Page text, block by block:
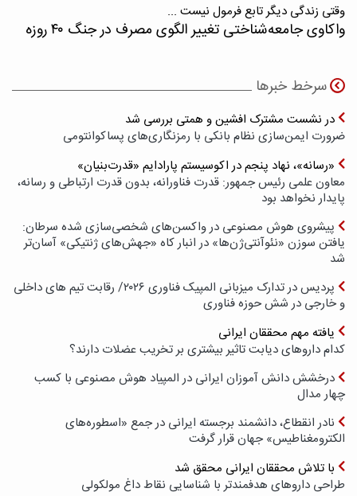
وقتی زندگی دیگر تابع فرمول نیست ...
واکاوی جامعه‌شناختی تغییر الگوی مصرف در جنگ ۴۰ روزه
سرخط خبرها
در نشست مشترک افشین و همتی بررسی شد
ضرورت ایمن‌سازی نظام بانکی با رمزنگاری‌های پسا‌کوانتومی
«رسانه»، نهاد پنجم در اکوسیستم پارادایم «قدرت‌بنیان»
معاون علمی رئیس جمهور: قدرت فناورانه، بدون قدرت ارتباطی و رسانه،
پایدار نخواهد بود
پیشروی هوش مصنوعی در واکسن‌های شخصی‌سازی شده سرطان:
یافتن سوزن «نئوآنتی‌ژن‌ها» در انبار کاه «جهش‌های ژنتیکی» آسان‌تر
شد
پردیس در تدارک میزبانی المپیک فناوری ۲۰۲۶/ رقابت تیم های داخلی
و خارجی در شش حوزه فناوری
یافته مهم محققان ایرانی
کدام داروهای دیابت تاثیر بیشتری بر تخریب عضلات دارند؟
درخشش دانش آموزان ایرانی در المپیاد هوش مصنوعی با کسب
چهار مدال
نادر انقطاع، دانشمند برجسته ایرانی در جمع «اسطوره‌های
الکترومغناطیس» جهان قرار گرفت
با تلاش محققان ایرانی محقق شد
طراحی داروهای هدفمندتر با شناسایی نقاط داغ مولکولی